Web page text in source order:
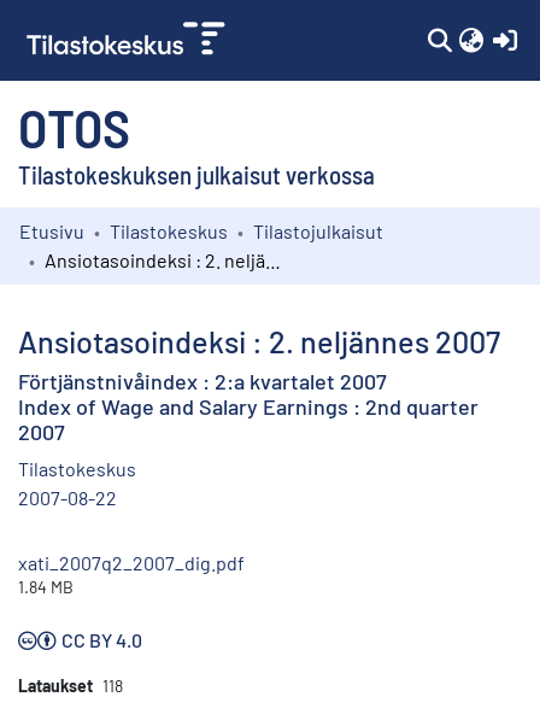
OTOS
Tilastokeskuksen julkaisut verkossa
Kokoelmat
Etusivu Tilastokeskus
Tilastojulkaisut
Ansiotasoindeksi : 2. neljännes 2007
Förtjänstnivåindex : 2:a kvartalet 2007
Index of Wage and Salary Earnings : 2nd quarter
2007
Tilastokeskus
2007-08-22
xati_2007q2_2007_dig.pdf
1.84 MB
CC BY 4.0
Lataukset 118